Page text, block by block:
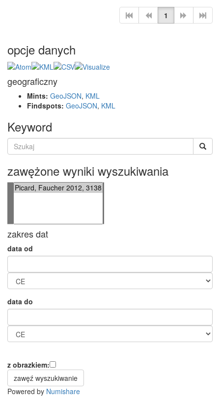
1
opcje danych
geograficzny
Mints: GeoJSON, KML
Findspots: GeoJSON, KML
Keyword
zawężone wyniki wyszukiwania
zakres dat
data od
data do
z obrazkiem:
Powered by Numishare